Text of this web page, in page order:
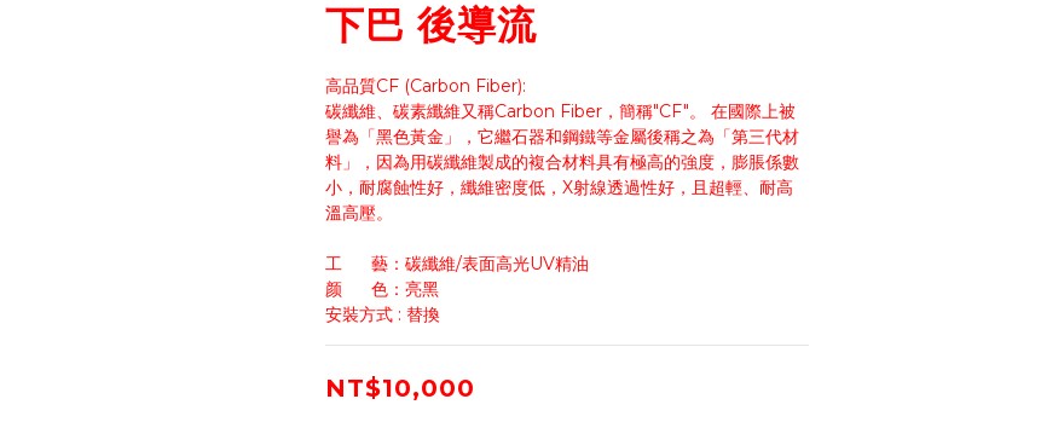
下巴 後導流
高品質CF (Carbon Fiber):
碳纖維、碳素纖維又稱Carbon Fiber，簡稱"CF"。 在國際上被
譽為「黑色黃金」，它繼石器和鋼鐵等金屬後稱之為「第三代材
料」，因為用碳纖維製成的複合材料具有極高的強度，膨脹係數
小，耐腐蝕性好，纖維密度低，X射線透過性好，且超輕、耐高
溫高壓。
工      藝：碳纖維/表面高光UV精油
颜      色：亮黑
安裝方式 : 替換
NT$10,000